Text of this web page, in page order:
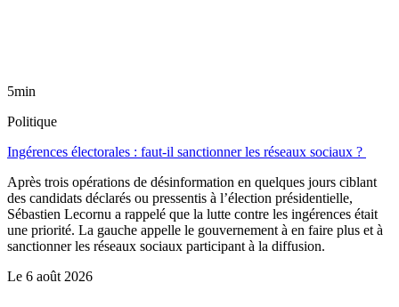
5min
Politique
Ingérences électorales : faut-il sanctionner les réseaux sociaux ?
Après trois opérations de désinformation en quelques jours ciblant
des candidats déclarés ou pressentis à l’élection présidentielle,
Sébastien Lecornu a rappelé que la lutte contre les ingérences était
une priorité. La gauche appelle le gouvernement à en faire plus et à
sanctionner les réseaux sociaux participant à la diffusion.
Le 6 août 2026